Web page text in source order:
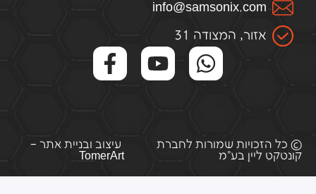
infо@samsоnix.cоm
אזור, המצודה 31
© כל הזכויות שמורות לחברת
קונטקט ליין בע"מ
עיצוב ובניית אתר –
TomerArt